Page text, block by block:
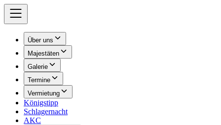
Über uns
Majestäten
Galerie
Termine
Vermietung
Königstipp
Schlagernacht
AKC